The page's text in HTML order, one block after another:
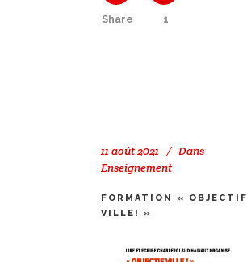
Share 1
11 août 2021
Dans
Enseignement
FORMATION « OBJECTIF
VILLE! »